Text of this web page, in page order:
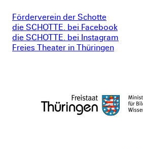
Förderverein der Schotte
die SCHOTTE. bei Facebook
die SCHOTTE. bei Instagram
Freies Theater in Thüringen